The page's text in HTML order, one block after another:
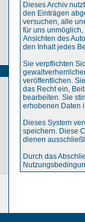
Dieses Archiv
den Einträgen
versuchen, alle
für uns
Ansichten des
den Inhalt jedes
Sie verpflichten
veröffentlichen.
das Recht ein,
bearbeiten. Sie
erhobenen Daten
Dieses System
speichern. Diese
dienen
Durch das